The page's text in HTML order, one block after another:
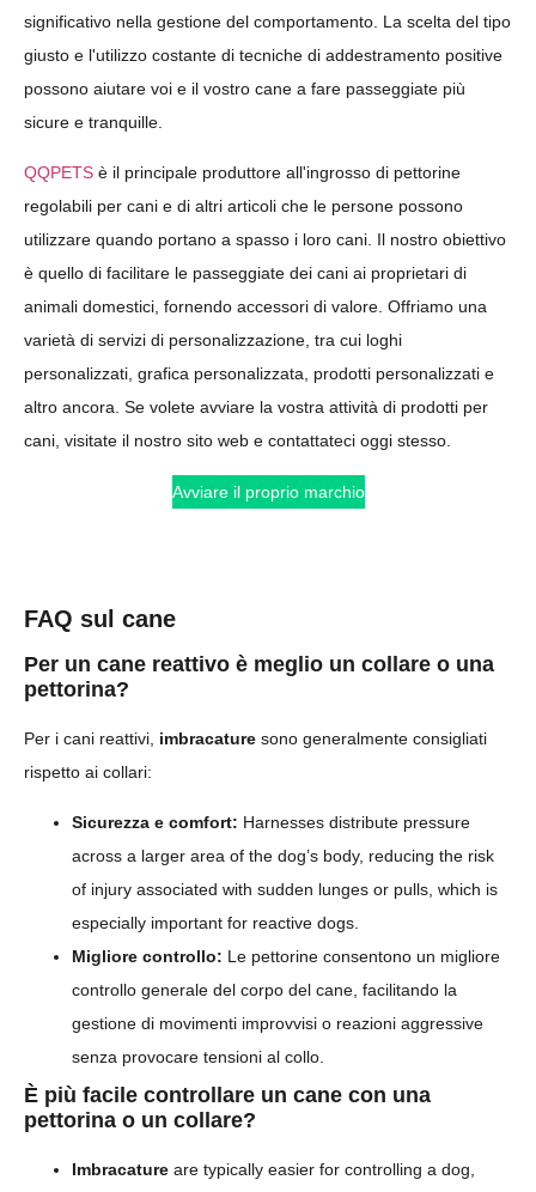
significativo nella gestione del comportamento. La scelta del tipo
giusto e l'utilizzo costante di tecniche di addestramento positive
possono aiutare voi e il vostro cane a fare passeggiate più
sicure e tranquille.
QQPETS è il principale produttore all'ingrosso di pettorine
regolabili per cani e di altri articoli che le persone possono
utilizzare quando portano a spasso i loro cani. Il nostro obiettivo
è quello di facilitare le passeggiate dei cani ai proprietari di
animali domestici, fornendo accessori di valore. Offriamo una
varietà di servizi di personalizzazione, tra cui loghi
personalizzati, grafica personalizzata, prodotti personalizzati e
altro ancora. Se volete avviare la vostra attività di prodotti per
cani, visitate il nostro sito web e contattateci oggi stesso.
Avviare il proprio marchio
FAQ sul cane
Per un cane reattivo è meglio un collare o una
pettorina?
Per i cani reattivi, imbracature sono generalmente consigliati
rispetto ai collari:
Sicurezza e comfort: Harnesses distribute pressure
across a larger area of the dog’s body, reducing the risk
of injury associated with sudden lunges or pulls, which is
especially important for reactive dogs.
Migliore controllo: Le pettorine consentono un migliore
controllo generale del corpo del cane, facilitando la
gestione di movimenti improvvisi o reazioni aggressive
senza provocare tensioni al collo.
È più facile controllare un cane con una
pettorina o un collare?
Imbracature are typically easier for controlling a dog,